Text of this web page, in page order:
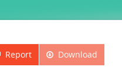
Download
Report